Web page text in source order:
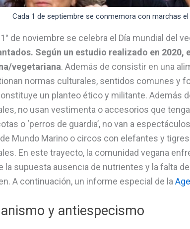
Cada 1 de septiembre se conmemora con marchas
de noviembre se celebra el Día mundial del
Según un estudio realizado en 2020,
vegetariana. Además de consistir en una
normas culturales, sentidos comunes y
un planteo ético y militante. Además
no usan vestimenta o accesorios que
o ‘perros de guardia’, no van a
Mundo Marino o circos con elefantes y
En este trayecto, la comunidad vegana
la supuesta ausencia de nutrientes y la falta
A continuación, un informe especial de la
y antiespecismo